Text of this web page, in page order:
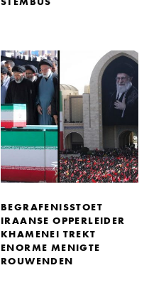
BEGRAFENISSTOET
IRAANSE OPPERLEIDER
KHAMENEI TREKT
ENORME MENIGTE
ROUWENDEN